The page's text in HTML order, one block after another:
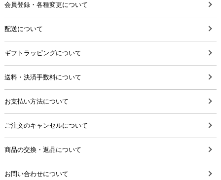
会員登録・各種変更について
配送について
ギフトラッピングについて
送料・決済手数料について
お支払い方法について
ご注文のキャンセルについて
商品の交換・返品について
お問い合わせについて